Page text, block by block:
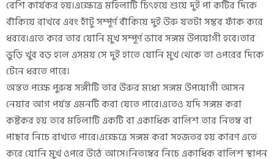
বেশি কার্যকর হয়।এক্ষেত্রে মহিলাটি চিৎহয়ে শুয়ে দুই পা কটির দিকে
বাঁকিয়ে রাখবে এবং হাঁটু সম্পূর্ণ বাঁকিয়ে দুই উরু যতটা সম্ভব ফাঁক করে
ধরবে।এতে করে তার যোনি মুখ সম্পূর্ণ ভাবে সঙ্গম উপযোগী হবে।তার
ভুড়ি খুব বড় হলে এসময় সে দুই হাতে যোনি মুখ থেকে তা ওপরের দিকে
টেনে ধরতে পারে।
অন্তত পক্ষে পুরুষ সঙ্গীটি তার উরুর মধ্যে সঙ্গম উপযোগী আসন
নেয়ার আগ পর্যন্ত এমনটি করা যেতে পারে।এতেও যদি সঙ্গম করা
কষ্টকর হয় তবে মহিলাটি একটি বা একাধিক বালিশ তার নিতম্ব বা
পাছার নিচে রাখতে পারে।এক্ষেত্রে সঙ্গম করা সহজতর হয় কারণ এতে
করে যোনি মুখ ওপরে উঠে আসে।নিতম্বের নিচে একাধিক বালিশ স্থাপন